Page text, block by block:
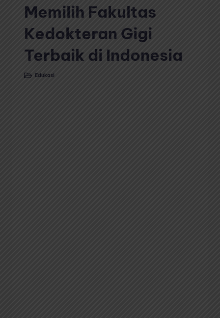
Memilih Fakultas
Kedokteran Gigi
Terbaik di Indonesia
PostedEdukasi